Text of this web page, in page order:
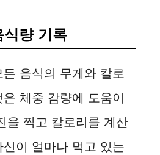
식량 기록
음식의 무게와 칼로
체중 감량에 도움이
을 찍고 칼로리를 계산
이 얼마나 먹고 있는